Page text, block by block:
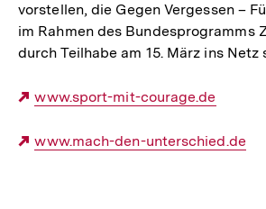
vorstellen, die Gegen Vergessen –
im Rahmen des Bundesprogramms
durch Teilhabe am 15. März ins Netz
Externer
www.sport-mit-courage.de
Externer
www.mach-den-unterschied.de